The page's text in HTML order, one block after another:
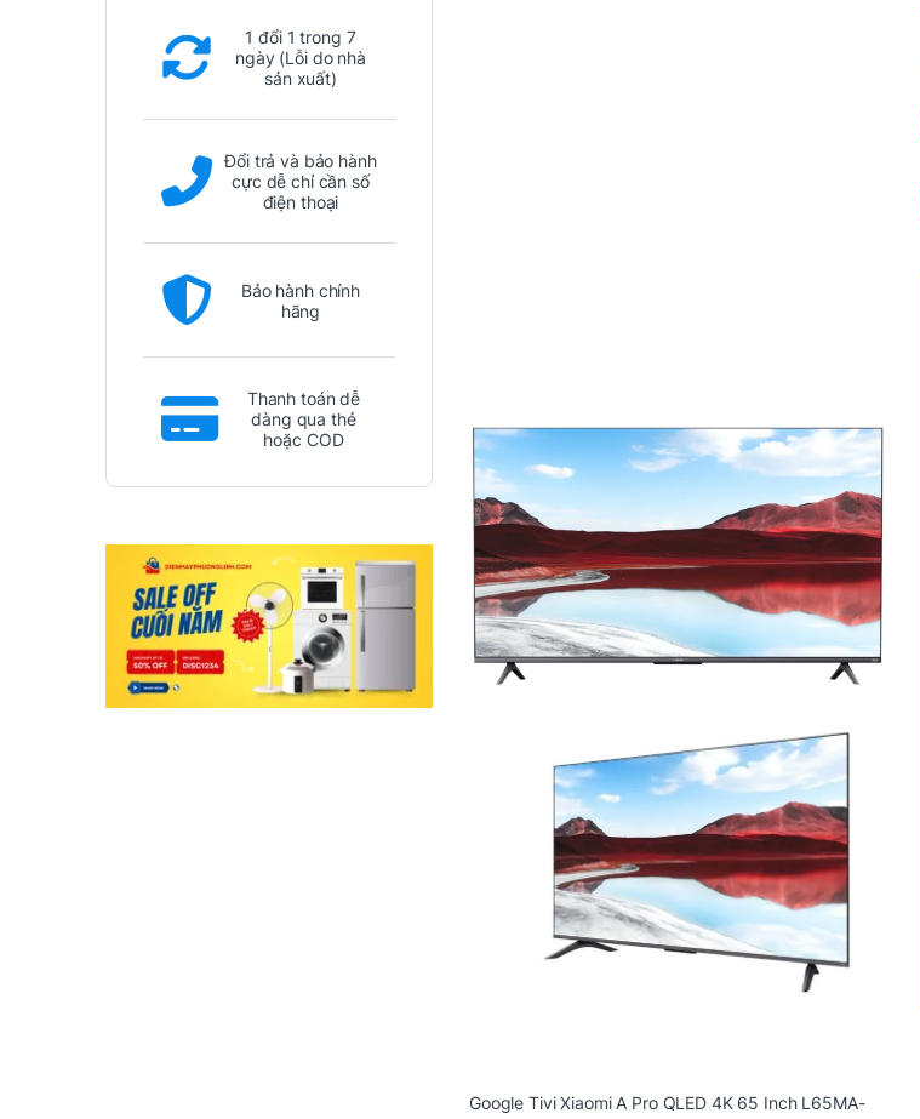
Google Tivi Xiaomi A Pro QLED 4K 65 Inch L65MA-
1 đổi 1 trong 7
ngày (Lỗi do nhà
sản xuất)
Đổi trả và bảo hành
cực dễ chỉ cần số
điện thoại
Bảo hành chính
hãng
Thanh toán dễ
dàng qua thẻ
hoặc COD